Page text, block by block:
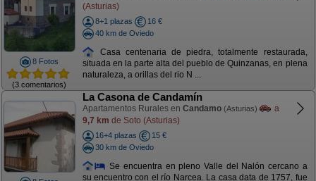
8 Fotos
(3 comentarios)
(Asturias)
8+1 plazas
16 €
40 km de Oviedo
Casa centenaria de piedra, totalmente restaurada,
situada en la parte alta del pueblo de Quinzanas, en plena
naturaleza, a orillas del rio N ...
La Casona de Candamín
Apartamentos Rurales en Candamo (Asturias)
a
9,7 km de Soto (Asturias)
16+4 plazas
15 €
30 km de Oviedo
Se encuentra en pleno Valle del Nalón cercano a
su encuentro con el río Narcea. La casa data de 1757, fue